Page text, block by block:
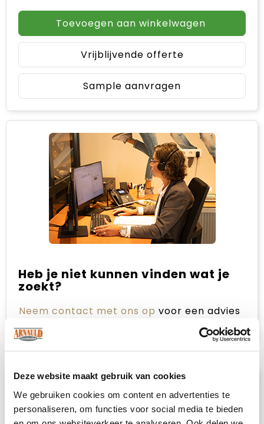
Deze website maakt gebruik van cookies
We gebruiken cookies om content en advertenties te
personaliseren, om functies voor social media te bieden
Toevoegen aan winkelwagen
Vrijblijvende offerte
Sample aanvragen
Heb je niet kunnen vinden wat je
zoekt?
Neem contact met ons op voor een advies
Omschrijving
Kies voor voordelig met deze budget